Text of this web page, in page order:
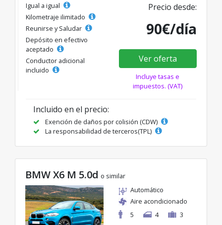
Igual a igual
Kilometraje ilimitado
Reunirse y Saludar
Depósito en efectivo
aceptado
Conductor adicional
incluido
Precio desde:
90€/día
Ver oferta
Incluye tasas e
impuestos. (VAT)
Incluido en el precio:
Exención de daños por colisión (CDW)
La responsabilidad de terceros(TPL)
BMW X6 M 5.0d o similar
Automático
Aire acondicionado
5
4 3